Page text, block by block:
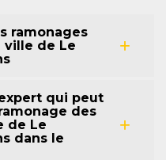
ramonages
ville de Le
qui peut
des
de Le
dans le